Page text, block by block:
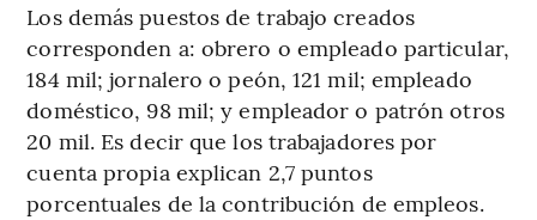
Los demás puestos de trabajo creados
corresponden a: obrero o empleado particular,
184 mil; jornalero o peón, 121 mil; empleado
doméstico, 98 mil; y empleador o patrón otros
20 mil. Es decir que los trabajadores por
cuenta propia explican 2,7 puntos
porcentuales de la contribución de empleos.